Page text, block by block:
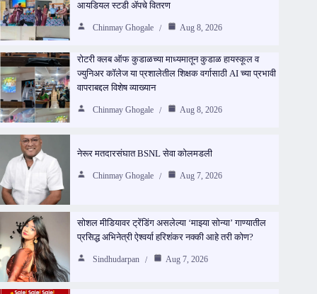
आयडियल स्टडी ॲपचे वितरण
Chinmay Ghogale Aug 8, 2026
रोटरी क्लब ऑफ कुडाळच्या माध्यमातून कुडाळ हायस्कूल व
ज्युनिअर कॉलेज या प्रशालेतील शिक्षक वर्गासाठी AI च्या प्रभावी
वापराबद्दल विशेष व्याख्यान
Chinmay Ghogale Aug 8, 2026
नेरूर मतदारसंघात BSNL सेवा कोलमडली
Chinmay Ghogale Aug 7, 2026
सोशल मीडियावर ट्रेंडिंग असलेल्या ‘माझ्या सोन्या’ गाण्यातील
प्रसिद्ध अभिनेत्री ऐश्वर्या हरिशंकर नक्की आहे तरी कोण?
Sindhudarpan Aug 7, 2026